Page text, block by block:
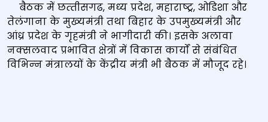
बैठक में छत्‍तीसगढ, मध्‍य प्रदेश, महाराष्‍ट्र, ओडिशा और
तेलंगाना के मुख्‍यमंत्री तथा बिहार के उपमुख्‍यमंत्री और
आंध्र प्रदेश के गृहमंत्री ने भागीदारी की। इसके अलावा
नक्‍सलवाद प्रभावित क्षेत्रों में विकास कार्यों से संबंधित
विभिन्‍न मंत्रालयों के केंद्रीय मंत्री भी बैठक में मौजूद रहे।